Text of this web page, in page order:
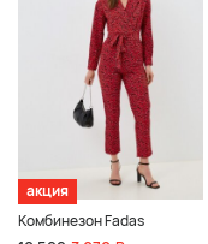
акция
Комбинезон Fadas